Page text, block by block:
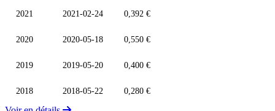
2021 2021-02-24 0,392 €
2020 2020-05-18 0,550 €
2019 2019-05-20 0,400 €
2018 2018-05-22 0,280 €